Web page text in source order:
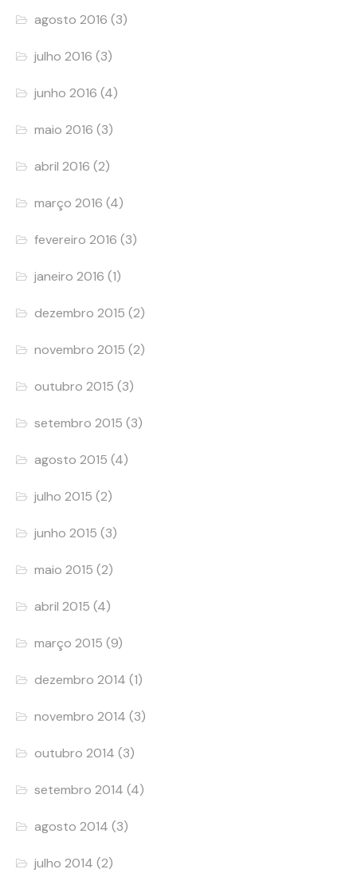
agosto 2016 (3)
julho 2016 (3)
junho 2016 (4)
maio 2016 (3)
abril 2016 (2)
março 2016 (4)
fevereiro 2016 (3)
janeiro 2016 (1)
dezembro 2015 (2)
novembro 2015 (2)
outubro 2015 (3)
setembro 2015 (3)
agosto 2015 (4)
julho 2015 (2)
junho 2015 (3)
maio 2015 (2)
abril 2015 (4)
março 2015 (9)
dezembro 2014 (1)
novembro 2014 (3)
outubro 2014 (3)
setembro 2014 (4)
agosto 2014 (3)
julho 2014 (2)